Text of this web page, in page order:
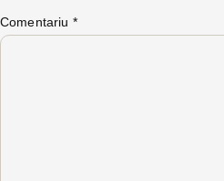
Comentariu *